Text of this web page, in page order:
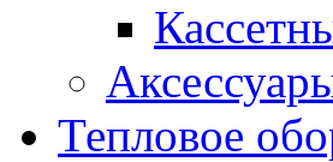
Тепловое